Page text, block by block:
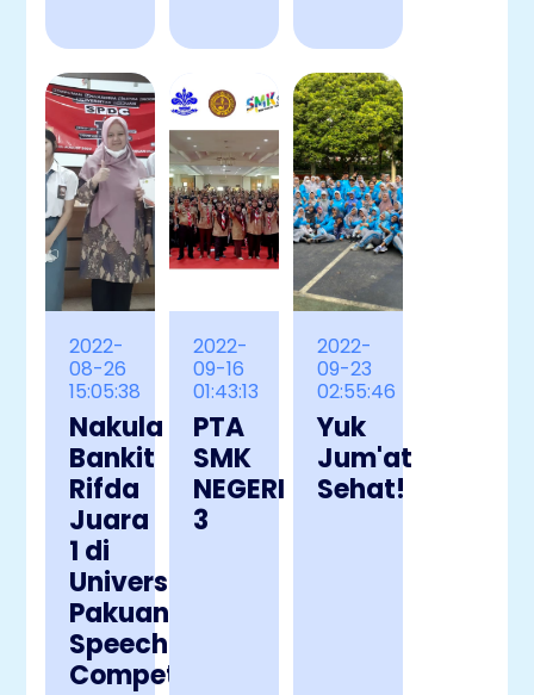
2022-
08-26
15:05:38
Nakula
Bankit
Rifda
Juara
1 di
Universitas
Pakuan
Speech
Competition
2022-
09-16
01:43:13
PTA
SMK
NEGERI
3
2022-
09-23
02:55:46
Yuk
Jum'at
Sehat!